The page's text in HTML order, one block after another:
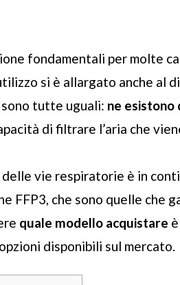
fondamentali per molte
si è allargato anche al
sono tutte uguali: ne esistono
di filtrare l’aria che
vie respiratorie è in
FFP3, che sono quelle che
quale modello acquistare
disponibili sul mercato.